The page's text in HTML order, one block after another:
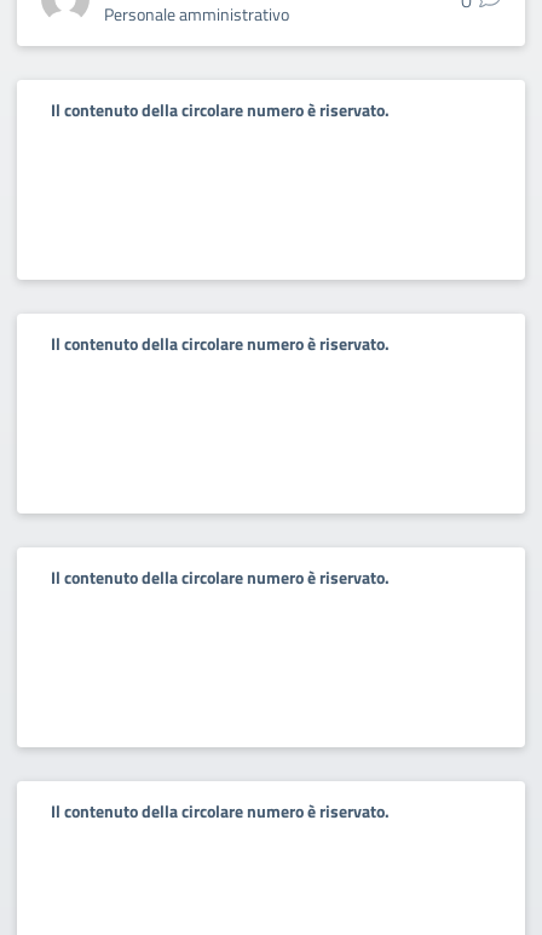
Personale amministrativo
Il contenuto della circolare numero è riservato.
Il contenuto della circolare numero è riservato.
Il contenuto della circolare numero è riservato.
Il contenuto della circolare numero è riservato.